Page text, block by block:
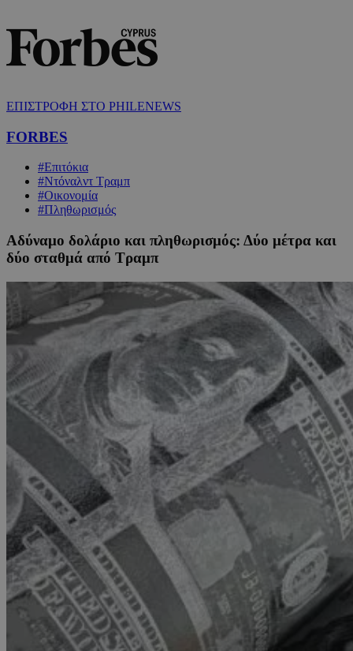
ΕΠΙΣΤΡΟΦΗ ΣΤΟ PHILENEWS
FORBES
#Επιτόκια
#Ντόναλντ Τραμπ
#Οικονομία
#Πληθωρισμός
Αδύναμο δολάριο και πληθωρισμός: Δύο μέτρα και
δύο σταθμά από Τραμπ